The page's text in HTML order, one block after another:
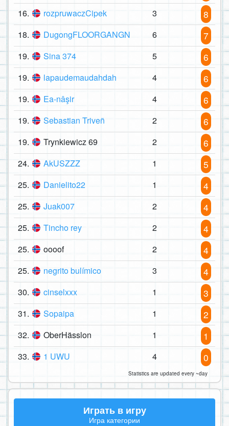
16. rozpruwaczCipek 3 8
18. DugongFLOORGANGN 6 7
19. Sina 374 5 6
19. lapaudemaudahdah 4 6
19. Ea-nâşir 4 6
19. Sebastian Triveñ 2 6
19. Trynkiewicz 69 2 6
24. AkUSZZZ 1 5
25. Danielito22 1 4
25. Juak007 2 4
25. Tincho rey 2 4
25. oooof 2 4
25. negrito bulímico 3 4
30. cinselxxx 1 3
31. Sopaipa 1 2
32. OberHässlon 1 1
33. 1 UWU 4 0
Statistics are updated every ~day
Играть в игру
Игра категории